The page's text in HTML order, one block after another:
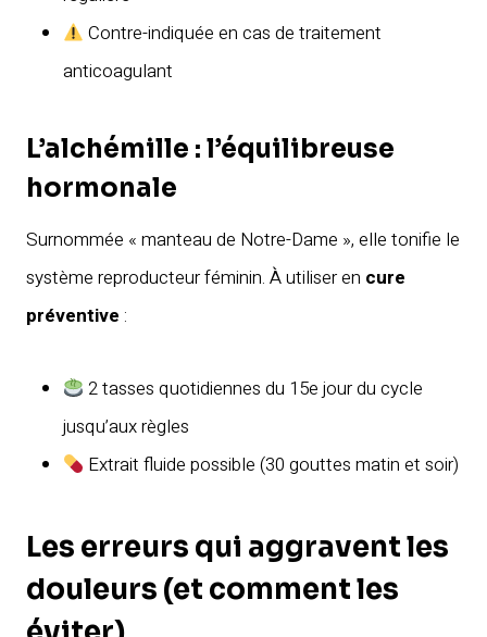
Contre-indiquée en cas de traitement
anticoagulant
L’alchémille : l’équilibreuse
hormonale
Surnommée « manteau de Notre-Dame », elle tonifie le
système reproducteur féminin. À utiliser en cure
préventive :
2 tasses quotidiennes du 15e jour du cycle
jusqu’aux règles
Extrait fluide possible (30 gouttes matin et soir)
Les erreurs qui aggravent les
douleurs (et comment les